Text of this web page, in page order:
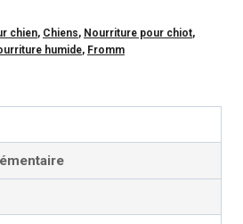
chien, Chiens, Nourriture pour chiot,
humide, Fromm